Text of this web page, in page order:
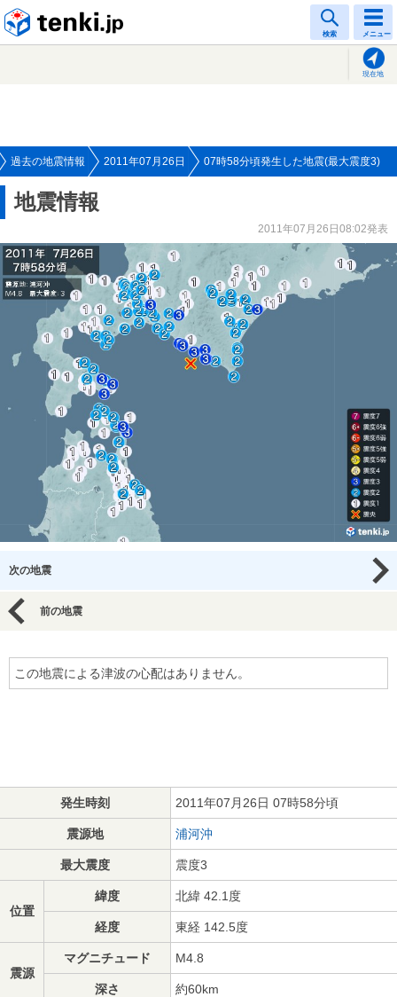
検索 メニュー
現在地
過去の地震情報 2011年07月26日 07時58分頃発生した地震(最大震度3)
地震情報
2011年07月26日08:02発表
次の地震
前の地震
この地震による津波の心配はありません。
発生時刻 2011年07月26日 07時58分頃
震源地 浦河沖
最大震度 震度3
位置
緯度 北緯 42.1度
経度 東経 142.5度
震源
マグニチュード M4.8
深さ 約60km